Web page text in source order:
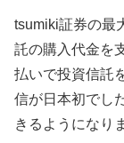
tsumiki証券の最
託の購入代金を
払いで投資信託
信が日本初でし
きるようになり